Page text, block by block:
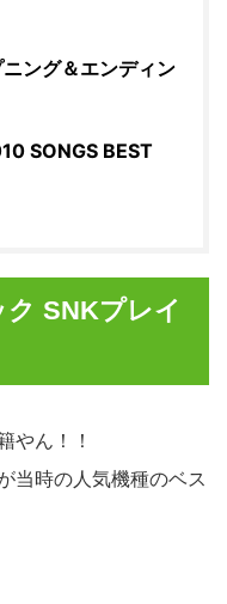
ング＆エンディン
SONGS BEST
SNKプレイ
やん！！
当時の人気機種のベス